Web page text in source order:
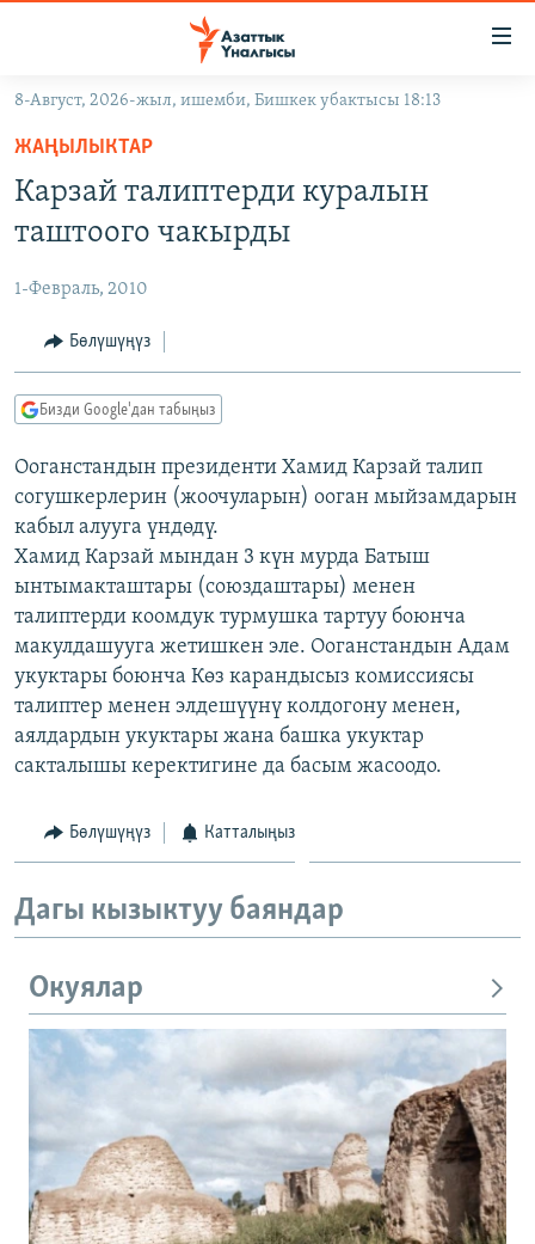
Навигацияга
өтүңүз
Издөөгө
салыңызКЫРГЫЗСТАН
ЭКОНОМИКА
МАДАНИЯТ
ДҮЙНӨ
БОРБОР АЗИЯ
АТАЙЫН ИЛИКТӨӨ
ТВ ПРОГРАММАЛАР
ЭКСПЕРТТЕР ТАЛДАЙТ
БИЗ ЖАНА ДҮЙНӨ
ДАНИСТЕ
ЭЖЕ-СИҢДИЛЕР
ЫҢГАЙСЫЗ СУРООЛОР
ӨЗГӨЧӨ ПИКИР
Русский
ОНЛАЙН ШЕРИНЕ
ЭЕ/АРнун бардык сайттары
8-Август, 2026-жыл, ишемби, Бишкек убактысы 18:13
ЖАҢЫЛЫКТАР
Карзай талиптерди куралын
таштоого чакырды
1-Февраль, 2010
Бөлүшүңүз
Бизди Google'дан табыңыз
Ооганстандын президенти Хамид Карзай талип
согушкерлерин (жоочуларын) ооган мыйзамдарын
кабыл алууга үндөдү.
Хамид Карзай мындан 3 күн мурда Батыш
ынтымакташтары (союздаштары) менен
талиптерди коомдук турмушка тартуу боюнча
макулдашууга жетишкен эле. Ооганстандын Адам
укуктары боюнча Көз карандысыз комиссиясы
талиптер менен элдешүүнү колдогону менен,
аялдардын укуктары жана башка укуктар
сакталышы керектигине да басым жасоодо.
Бөлүшүңүз Катталыңыз
Дагы кызыктуу баяндар
Окуялар